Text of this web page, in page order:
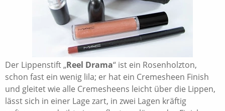
Der Lippenstift „Reel Drama“ ist ein Rosenholzton,
schon fast ein wenig lila; er hat ein Cremesheen Finish
und gleitet wie alle Cremesheens leicht über die Lippen,
lässt sich in einer Lage zart, in zwei Lagen kräftig